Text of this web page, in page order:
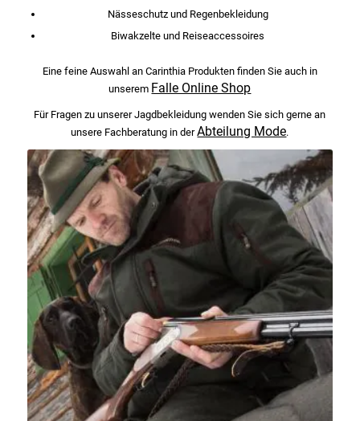
Nässeschutz und Regenbekleidung
Biwakzelte und Reiseaccessoires
Eine feine Auswahl an Carinthia Produkten finden Sie auch in
unserem Falle Online Shop
Für Fragen zu unserer Jagdbekleidung wenden Sie sich gerne an
unsere Fachberatung in derAbteilung Mode.